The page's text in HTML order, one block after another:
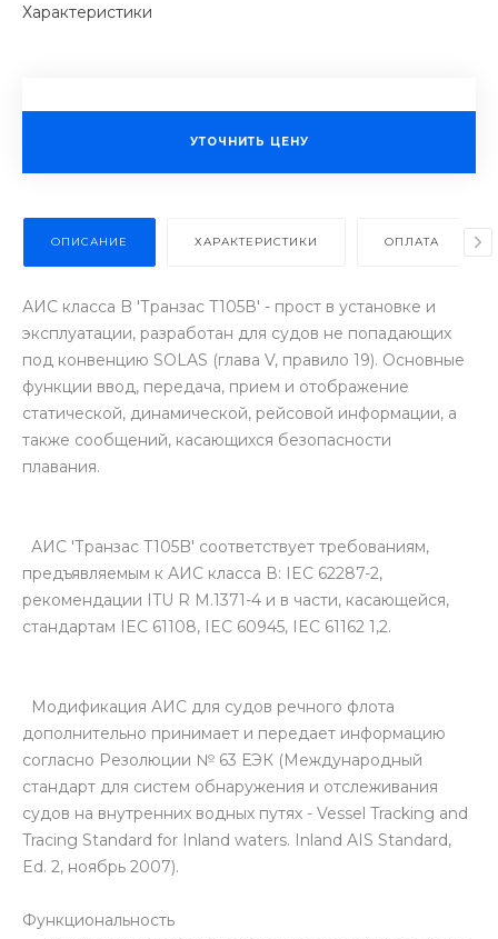
Характеристики
УТОЧНИТЬ ЦЕНУ
ОПИСАНИЕ ХАРАКТЕРИСТИКИ ОПЛАТА
АИС класса B 'Транзас Т105В' - прост в установке и
эксплуатации, разработан для судов не попадающих
под конвенцию SOLAS (глава V, правило 19). Основные
функции ввод, передача, прием и отображение
статической, динамической, рейсовой информации, а
также сообщений, касающихся безопасности
плавания.
АИС 'Транзас T105B' соответствует требованиям,
предъявляемым к АИС класса В: IEC 62287-2,
рекомендации ITU R М.1371-4 и в части, касающейся,
стандартам IEC 61108, IEC 60945, IEC 61162 1,2.
Модификация АИС для судов речного флота
дополнительно принимает и передает информацию
согласно Резолюции № 63 ЕЭК (Международный
стандарт для систем обнаружения и отслеживания
судов на внутренних водных путях - Vessel Tracking and
Tracing Standard for Inland waters. Inland AIS Standard,
Ed. 2, ноябрь 2007).
Функциональность